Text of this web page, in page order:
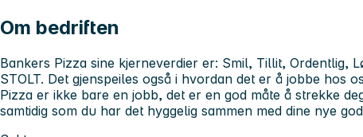
Om bedriften
Bankers Pizza sine kjerneverdier er: Smil, Tillit, Ordentlig,
STOLT. Det gjenspeiles også i hvordan det er å jobbe hos
Pizza er ikke bare en jobb, det er en god måte å strekke
samtidig som du har det hyggelig sammen med dine nye